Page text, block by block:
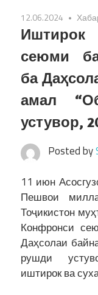
12.06.2024
сеюми
ба
амал
устувор,
Posted by
11 июн
Пешвои
Тоҷикистон
Конфронси
Даҳсолаи
рушди
иштирок ва